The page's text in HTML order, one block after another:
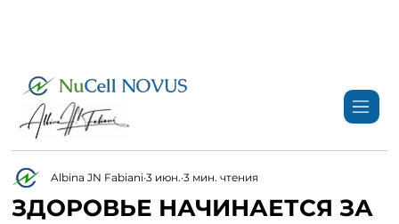
ЗДОРОВЬЕ НАЧИНАЕТСЯ ЗА
Albina JN Fabiani 3 июн. 3 мин. чтения